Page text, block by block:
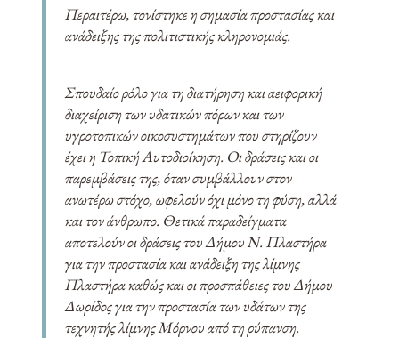
Περαιτέρω, τονίστηκε η σημασία προστασίας και
ανάδειξης της πολιτιστικής κληρονομιάς.
Σπουδαίο ρόλο για τη διατήρηση και αειφορική
διαχείριση των υδατικών πόρων και των
υγροτοπικών οικοσυστημάτων που στηρίζουν
έχει η Τοπική Αυτοδιοίκηση. Οι δράσεις και οι
παρεμβάσεις της, όταν συμβάλλουν στον
ανωτέρω στόχο, ωφελούν όχι μόνο τη φύση, αλλά
και τον άνθρωπο. Θετικά παραδείγματα
αποτελούν οι δράσεις του Δήμου Ν. Πλαστήρα
για την προστασία και ανάδειξη της λίμνης
Πλαστήρα καθώς και οι προσπάθειες του Δήμου
Δωρίδος για την προστασία των υδάτων της
τεχνητής λίμνης Μόρνου από τη ρύπανση.